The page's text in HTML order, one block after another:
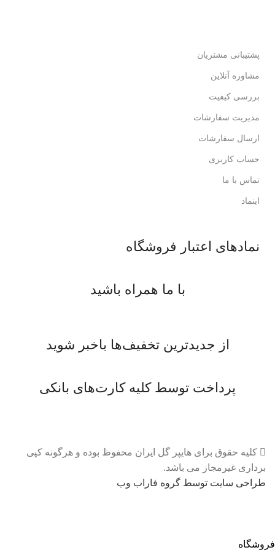
پشتیبانی مشتریان
مشاوره آنلاین
بررسی کیفیت
مدیریت سفارشات
ارسال سفارشات
حساب کاربری
تماس با ما
اینماد
نمادهای اعتبار فروشگاه
با ما همراه باشید
از جدیدترین تخفیف‌ها باخبر شوید
پرداخت توسط کلیه کارت‌های بانکی
کلیه حقوق برای هایپر گل ایران محفوظ بوده و هرگونه کپی
برداری غیرمجاز می باشد.
طراحی سایت توسط گروه فاراب وب
فروشگاه